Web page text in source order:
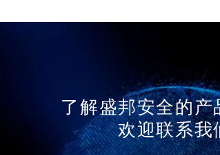
了解盛邦安全的产
欢迎联系我